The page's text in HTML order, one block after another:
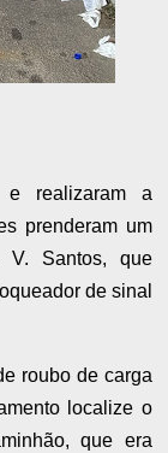
e realizaram a
prenderam um
V. Santos, que
de sinal
roubo de carga
localize o
que era